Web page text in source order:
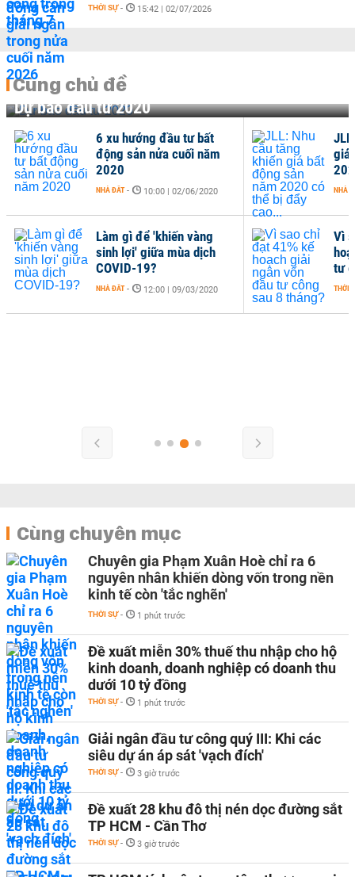
THỜI SỰ - 15:42 | 02/07/2026
Cùng chủ đề
Dự báo đầu tư 2020
Vì
tư
THỜI
6 xu hướng đầu tư bất
động sản nửa cuối năm
2020
NHÀ ĐẤT - 10:00 | 02/06/2020
Làm gì để 'khiến vàng
sinh lợi' giữa mùa dịch
COVID-19?
NHÀ ĐẤT - 12:00 | 09/03/2020
giá
NHÀ
Cùng chuyên mục
Chuyên gia Phạm Xuân Hoè chỉ ra 6
nguyên nhân khiến dòng vốn trong nền
kinh tế còn 'tắc nghẽn'
THỜI SỰ - 1 phút trước
Đề xuất miễn 30% thuế thu nhập cho hộ
kinh doanh, doanh nghiệp có doanh thu
dưới 10 tỷ đồng
THỜI SỰ - 1 phút trước
Giải ngân đầu tư công quý III: Khi các
siêu dự án áp sát 'vạch đích'
THỜI SỰ - 3 giờ trước
Đề xuất 28 khu đô thị nén dọc đường sắt
TP HCM - Cần Thơ
THỜI SỰ - 3 giờ trước